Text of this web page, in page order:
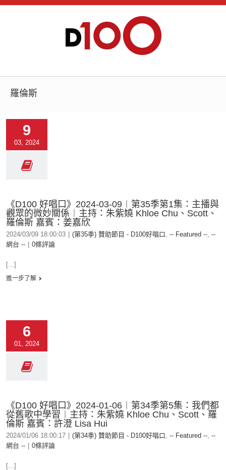
羅倫斯
9
03, 2024
《D100 好唱口》2024-03-09︱第35季第1集：主播與
觀眾的微妙關係︱主持：朱紫嬈 Khloe Chu、Scott、
羅倫斯 嘉賓：姜嘉欣
2024/03/09 18:00:03 (第35季) 贊助節目 - D100好唱口, -- Featured --, --
網台 --
0條評論
[...]
進一步了解
6
01, 2024
《D100 好唱口》2024-01-06︱第34季第5集：我們都
從舊歌中學習︱主持：朱紫嬈 Khloe Chu、Scott、羅
倫斯 嘉賓：許澄 Lisa Hui
2024/01/06 18:00:17 (第34季) 贊助節目 - D100好唱口, -- Featured --, --
網台 --
0條評論
[...]